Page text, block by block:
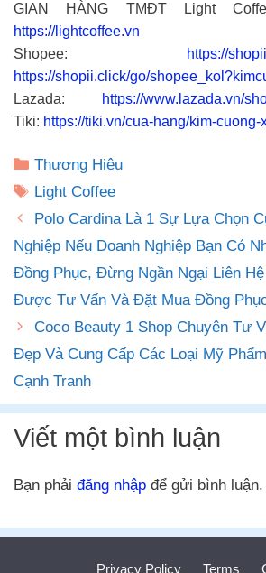
GIAN HÀNG TMĐT Light
https://lightcoffee.vn
Shopee:
https://
https://shopii.click/go/
Lazada:
https://www.lazada.vn/
Tiki: https://tiki.vn/cua-hang/kim-cuong-
Danh
mục
Thương Hiệu
Thẻ
Light Coffee
Polo Cardina Là 1 Sự Lựa Chọn
Nghiệp Nếu Doanh Nghiệp Bạn Có
Đồng Phục, Đừng Ngần Ngại Liên
Được Tư Vấn Và Đặt Mua Đồng
Coco Beauty 1 Shop Chuyên Tư
Đẹp Và Cung Cấp Các Loại Mỹ
Cạnh Tranh
Viết một bình luận
Bạn phải đăng nhập để gửi bình luận.
Privacy Policy Terms